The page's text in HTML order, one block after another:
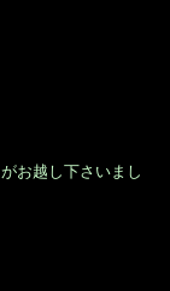
がお越し下さいまし